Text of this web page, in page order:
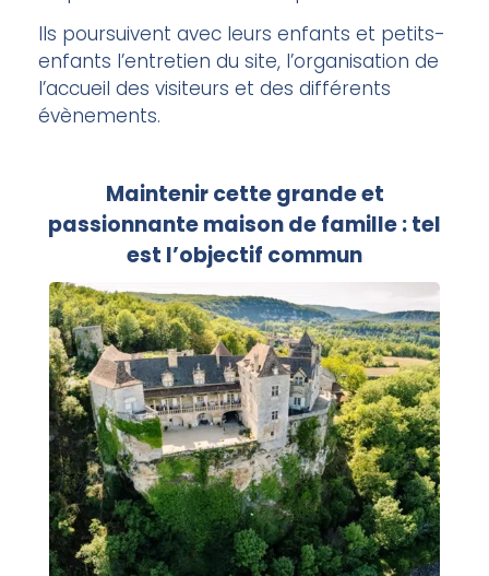
Ils poursuivent avec leurs enfants et petits-
enfants l’entretien du site, l’organisation de
l’accueil des visiteurs et des différents
évènements.
Maintenir cette grande et
passionnante maison de famille : tel
est l’objectif commun